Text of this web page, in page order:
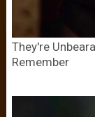
They're
Remember